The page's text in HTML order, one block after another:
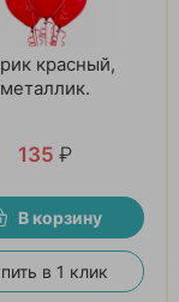
красный,
металлик.
135 ₽
В корзину
в 1 клик